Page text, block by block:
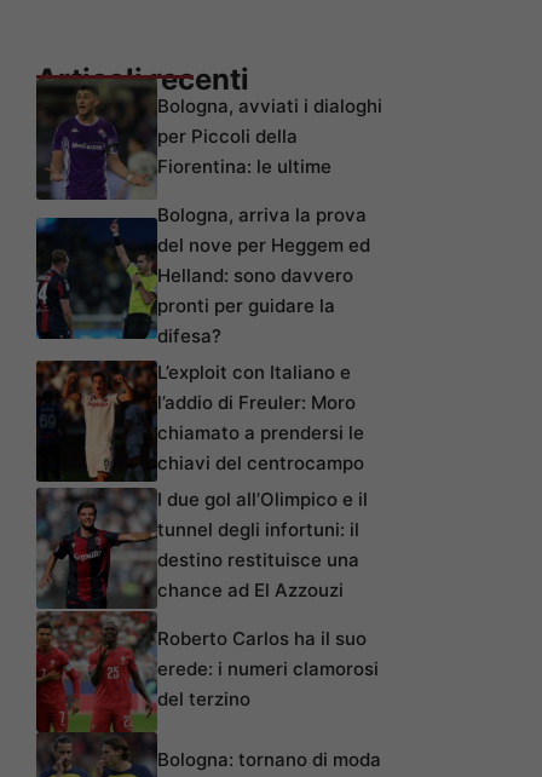
Articoli recenti
Bologna, avviati i dialoghi
per Piccoli della
Fiorentina: le ultime
Bologna, arriva la prova
del nove per Heggem ed
Helland: sono davvero
pronti per guidare la
difesa?
L’exploit con Italiano e
l’addio di Freuler: Moro
chiamato a prendersi le
chiavi del centrocampo
I due gol all’Olimpico e il
tunnel degli infortuni: il
destino restituisce una
chance ad El Azzouzi
Roberto Carlos ha il suo
erede: i numeri clamorosi
del terzino
Bologna: tornano di moda